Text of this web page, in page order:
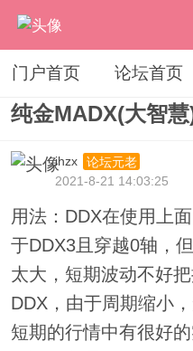
› 其他股票软件 › 大智慧 ›
门户首页 论坛首页
纯金MADX(大智慧
ihzx
论坛元老
用法：DDX在使用上
于DDX3且穿越0轴，
太大，短期波动不好
DDX，由于周期缩小
短期的行情中有很好的